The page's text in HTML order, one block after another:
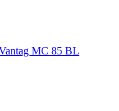
МС 85 BL